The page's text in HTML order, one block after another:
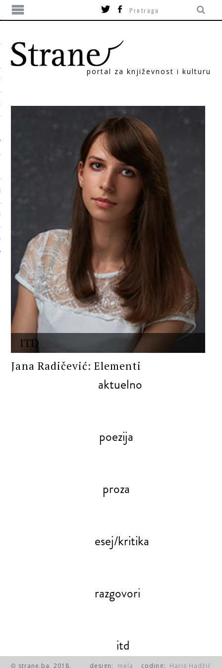
portal za književnost i kulturu
ITD
Jana Radičević: Elementi
aktuelno
poezija
proza
esej/kritika
razgovori
itd
© strane.ba, 2018. design: mela coding: Haris Hadžić